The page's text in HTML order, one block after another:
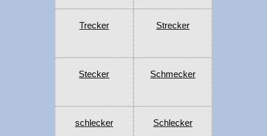
Trecker Strecker
Stecker Schmecker
schlecker Schlecker